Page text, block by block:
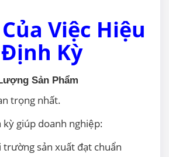
Việc Hiệu
Kỳ
Sản Phẩm
trọng nhất.
giúp doanh nghiệp:
sản xuất đạt chuẩn